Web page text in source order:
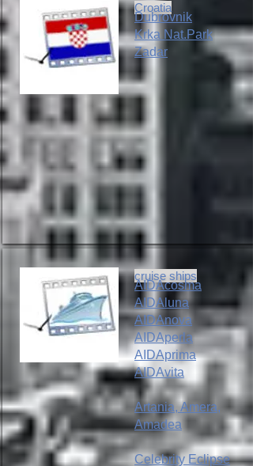
Croatia
Dubrovnik
Krka Nat.Park
Zadar
cruise ships
AIDAcosma
AIDAluna
AIDAnova
AIDAperla
AIDAprima
AIDAvita
Artania, Amera,
Amadea
Celebrity Eclipse